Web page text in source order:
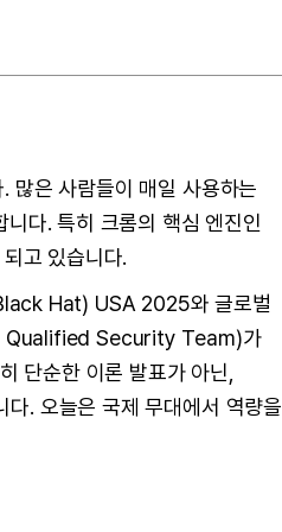
은 사람들이 매일 사용하는
다. 특히 크롬의 핵심 엔진인
고 있습니다.
Hat) USA 2025와 글로벌
Qualified Security Team)가
단순한 이론 발표가 아닌,
. 오늘은 국제 무대에서 역량을